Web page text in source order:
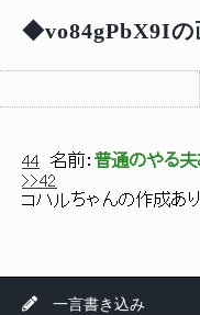
◆vo84gPbX9Iの
44 名前： 普通のやる夫
>>42
コハルちゃんの作成あり
一言書き込み